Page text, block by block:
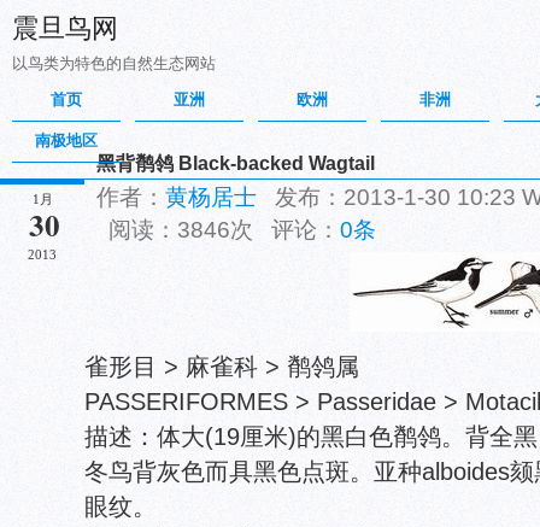
震旦鸟网
以鸟类为特色的自然生态网站
首页
亚洲 欧洲 非洲
南极地区
1月
30
2013
黑背鹡鸰 Black-backed Wagtail
作者： 黄杨居士 发布：2013-1-30 10:23
阅读：3846次 评论： 0条
雀形目 > 麻雀科 > 鹡鸰属
PASSERIFORMES > Passeridae >
描述：体大(19厘米)的黑白色鹡鸰。背全
冬鸟背灰色而具黑色点斑。亚种alboides
眼纹。